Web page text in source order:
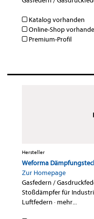
Katalog vorhanden
Online-Shop
Premium-Profil
Hersteller
Weforma
Zur Homepage
Gasfedern /
Stoßdämpfer für
Luftfedern · mehr...